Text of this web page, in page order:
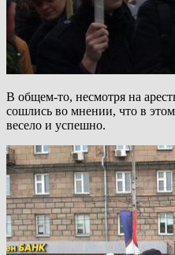
В общем-то, несмотря на
сошлись во мнении, что в
весело и успешно.